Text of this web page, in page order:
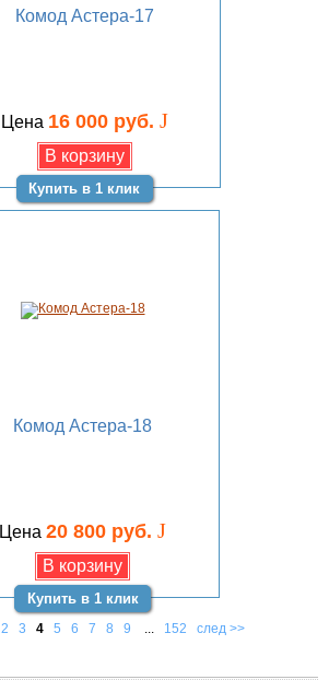
Комод Астера-17
Цена 16 000 руб. J
Купить в 1 клик
Комод Астера-18
Цена 20 800 руб. J
Купить в 1 клик
2 3 4 5 6 7 8 9 ... 152 след >>